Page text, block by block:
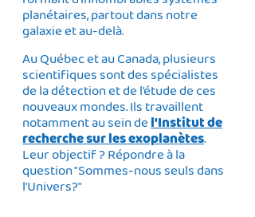
planétaires, partout dans notre
galaxie et au-delà.
Au Québec et au Canada, plusieurs
scientifiques sont des spécialistes
de la détection et de l'étude de ces
nouveaux mondes. Ils travaillent
notamment au sein del'Institut de
recherche sur les exoplanètes.
Leur objectif ? Répondre à la
question "Sommes-nous seuls dans
l'Univers?"